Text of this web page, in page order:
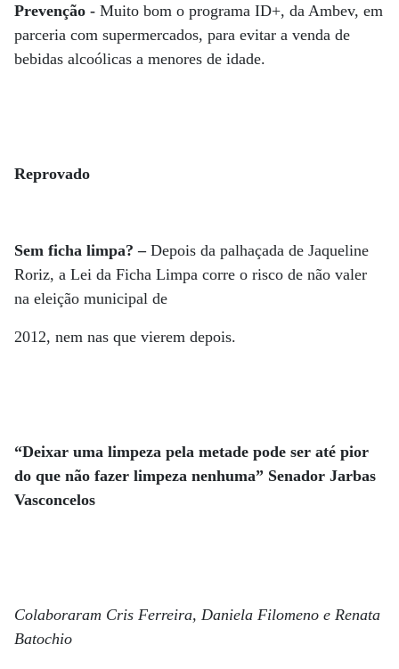
Prevenção - Muito bom o programa ID+, da Ambev, em
parceria com supermercados, para evitar a venda de
bebidas alcoólicas a menores de idade.
Reprovado
Sem ficha limpa? –Depois da palhaçada de Jaqueline
Roriz, a Lei da Ficha Limpa corre o risco de não valer
na eleição municipal de
2012, nem nas que vierem depois.
“Deixar uma limpeza pela metade pode ser até pior
do que não fazer limpeza nenhuma” Senador Jarbas
Vasconcelos
Colaboraram Cris Ferreira, Daniela Filomeno e Renata
Batochio